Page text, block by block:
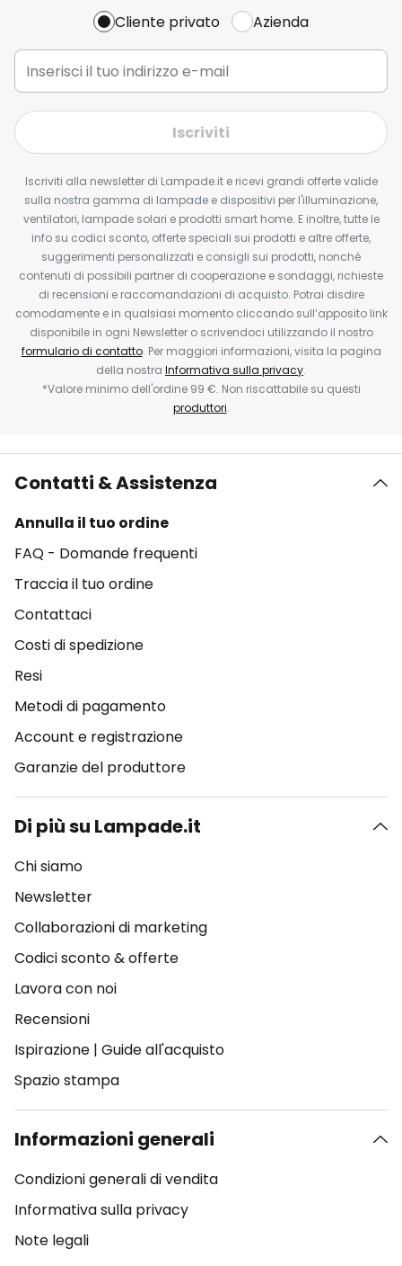
Cliente privato Azienda
Iscriviti
Iscriviti alla newsletter di Lampade.it e ricevi grandi offerte valide
sulla nostra gamma di lampade e dispositivi per l'illuminazione,
ventilatori, lampade solari e prodotti smart home. E inoltre, tutte le
info su codici sconto, offerte speciali sui prodotti e altre offerte,
suggerimenti personalizzati e consigli sui prodotti, nonché
contenuti di possibili partner di cooperazione e sondaggi, richieste
di recensioni e raccomandazioni di acquisto. Potrai disdire
comodamente e in qualsiasi momento cliccando sull’apposito link
disponibile in ogni Newsletter o scrivendoci utilizzando il nostro
formulario di contatto. Per maggiori informazioni, visita la pagina
della nostra Informativa sulla privacy.
*Valore minimo dell'ordine 99 €. Non riscattabile su questi
produttori.
Contatti & Assistenza
Annulla il tuo ordine
FAQ - Domande frequenti
Traccia il tuo ordine
Contattaci
Costi di spedizione
Resi
Metodi di pagamento
Account e registrazione
Garanzie del produttore
Di più su Lampade.it
Chi siamo
Newsletter
Collaborazioni di marketing
Codici sconto & offerte
Lavora con noi
Recensioni
Ispirazione | Guide all'acquisto
Spazio stampa
Informazioni generali
Condizioni generali di vendita
Informativa sulla privacy
Note legali